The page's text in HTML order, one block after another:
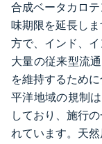
合成ベータカロ
味期限を延長し
方で、インド、
大量の従来型流
を維持するため
平洋地域の規制
しており、施行
れています。天